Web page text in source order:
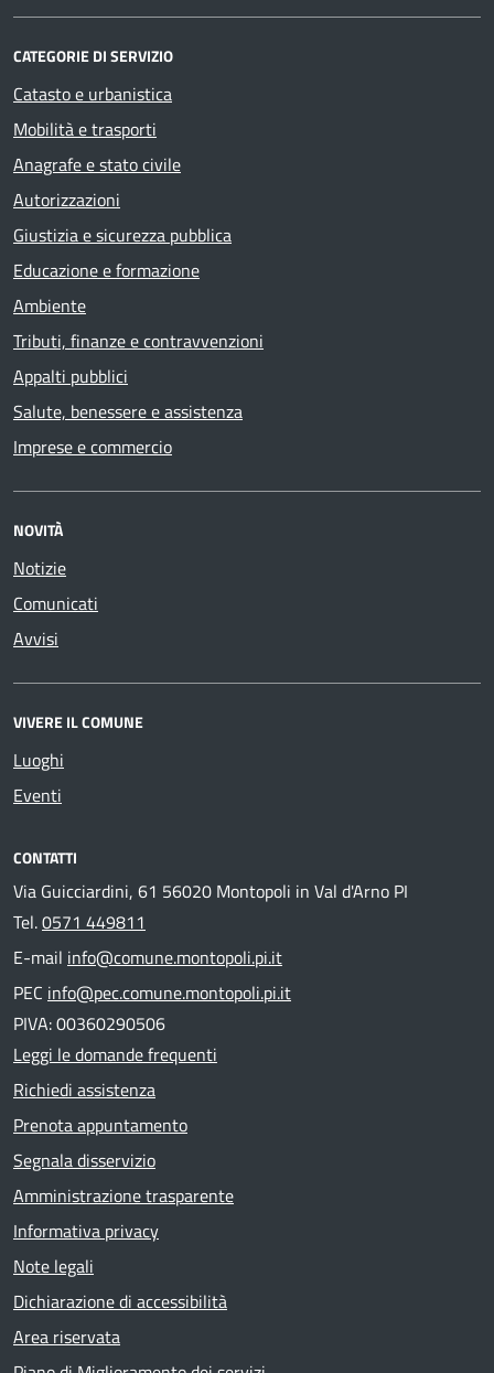
CATEGORIE DI SERVIZIO
Catasto e urbanistica
Mobilità e trasporti
Anagrafe e stato civile
Autorizzazioni
Giustizia e sicurezza pubblica
Educazione e formazione
Ambiente
Tributi, finanze e contravvenzioni
Appalti pubblici
Salute, benessere e assistenza
Imprese e commercio
NOVITÀ
Notizie
Comunicati
Avvisi
VIVERE IL COMUNE
Luoghi
Eventi
CONTATTI
Via Guicciardini, 61 56020 Montopoli in Val d'Arno PI
Tel.0571 449811
E-mail info@comune.montopoli.pi.it
PEC info@pec.comune.montopoli.pi.it
PIVA: 00360290506
Leggi le domande frequenti
Richiedi assistenza
Prenota appuntamento
Segnala disservizio
Amministrazione trasparente
Informativa privacy
Note legali
Dichiarazione di accessibilità
Area riservata